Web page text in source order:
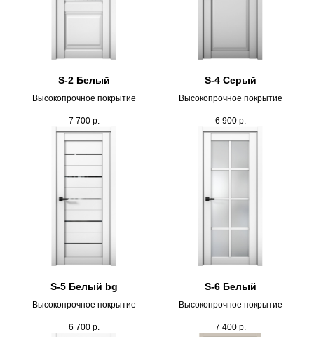
S-2 Белый
Высокопрочное покрытие
7 700 р.
S-4 Серый
Высокопрочное покрытие
6 900 р.
S-5 Белый bg
Высокопрочное покрытие
6 700 р.
S-6 Белый
Высокопрочное покрытие
7 400 р.